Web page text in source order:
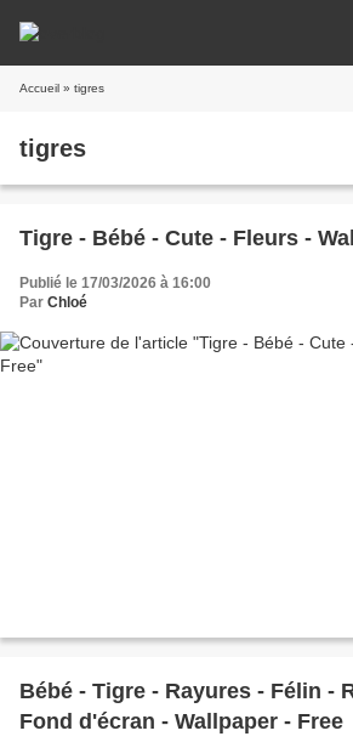
Accueil » tigres
tigres
Tigre - Bébé - Cute - Fleurs -
Publié le 17/03/2026 à 16:00
Par Chloé
Bébé - Tigre - Rayures - Félin -
Fond d'écran - Wallpaper - Free